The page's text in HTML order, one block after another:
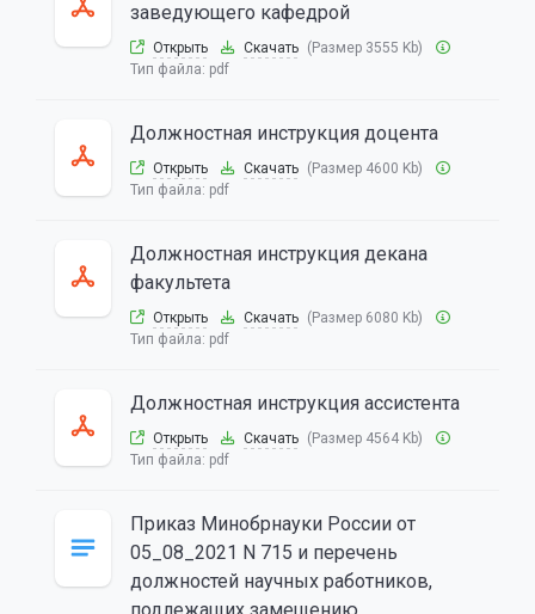
заведующего кафедрой
Открыть Скачать (Размер 3555 Kb)
Тип файла: pdf
Должностная инструкция доцента
Открыть Скачать (Размер 4600 Kb)
Тип файла: pdf
Должностная инструкция декана
факультета
Открыть Скачать (Размер 6080 Kb)
Тип файла: pdf
Должностная инструкция ассистента
Открыть Скачать (Размер 4564 Kb)
Тип файла: pdf
Приказ Минобрнауки России от
05_08_2021 N 715 и перечень
должностей научных работников,